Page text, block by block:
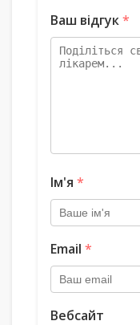
Ваш відгук*
Ім'я *
Email *
Вебсайт